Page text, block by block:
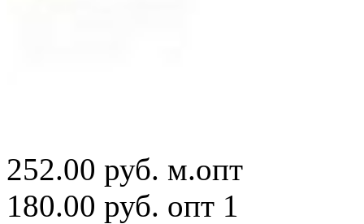
252.00 руб. м.опт
180.00 руб. опт 1